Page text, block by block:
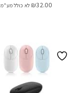
₪32.00 לא כולל מע"מ